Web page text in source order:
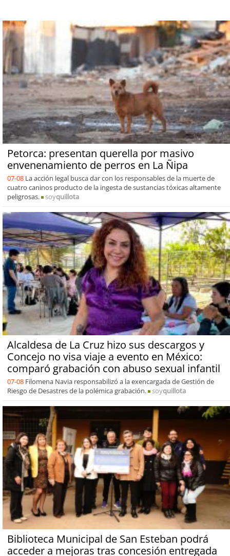
Petorca: presentan querella por masivo
envenenamiento de perros en La Ñipa
07-08 La acción legal busca dar con los responsables de la muerte de
cuatro caninos producto de la ingesta de sustancias tóxicas altamente
peligrosas.
soyquillota
Alcaldesa de La Cruz hizo sus descargos y
Concejo no visa viaje a evento en México:
comparó grabación con abuso sexual infantil
07-08 Filomena Navia responsabilizó a la exencargada de Gestión de
Riesgo de Desastres de la polémica grabación.
soyquillota
Biblioteca Municipal de San Esteban podrá
acceder a mejoras tras concesión entregada